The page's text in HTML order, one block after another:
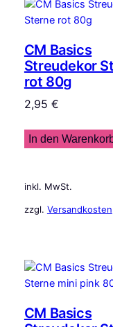
CM Basics
Streudekor
rot 80g
2,95 €
In den
inkl. MwSt.
zzgl. Versandkosten
CM Basics